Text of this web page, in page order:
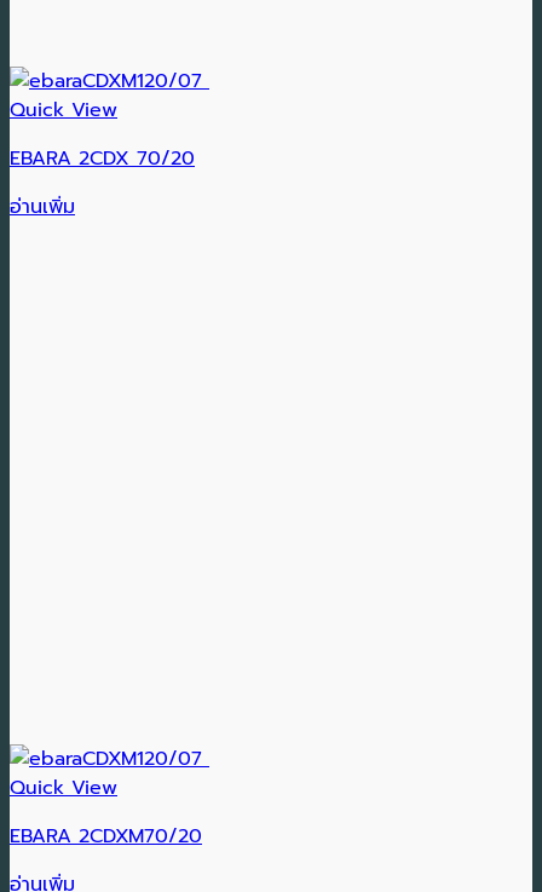
Quick View
EBARA 2CDX 70/20
อ่านเพิ่ม
Quick View
EBARA 2CDXM70/20
อ่านเพิ่ม